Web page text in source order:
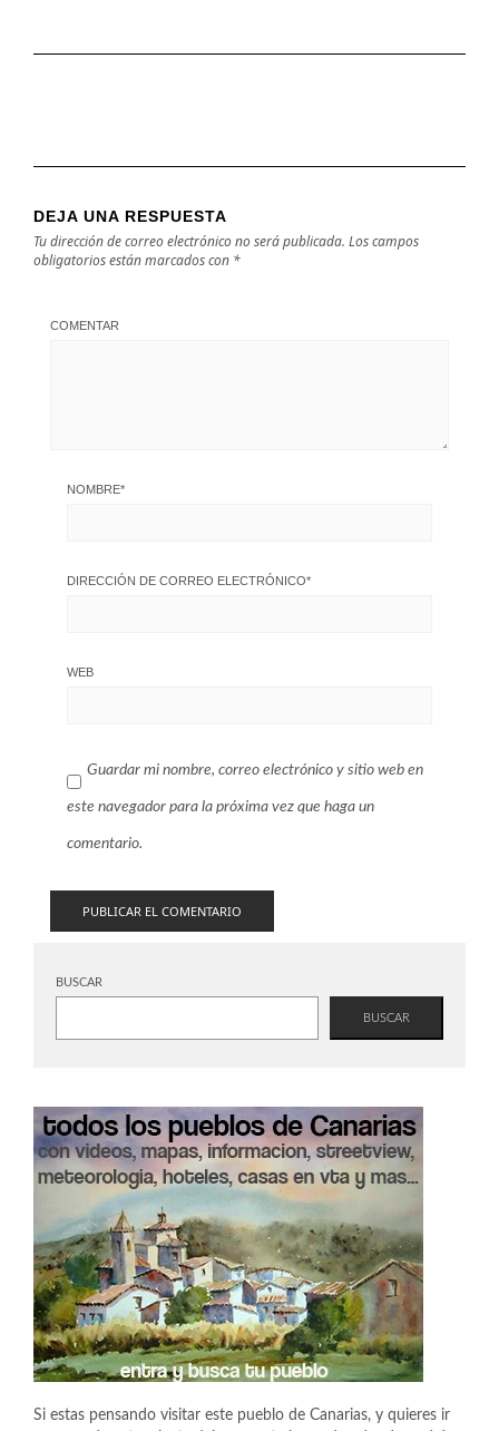
DEJA UNA RESPUESTA
Tu dirección de correo electrónico no será publicada. Los campos
obligatorios están marcados con *
COMENTAR
NOMBRE*
DIRECCIÓN DE CORREO ELECTRÓNICO*
WEB
Guardar mi nombre, correo electrónico y sitio web en
este navegador para la próxima vez que haga un
comentario.
BUSCAR
BUSCAR
Si estas pensando visitar este pueblo de Canarias, y quieres ir